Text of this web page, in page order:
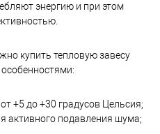
энергию и при этом
купить тепловую завесу
+5 до +30 градусов Цельсия;
активного подавления шума;